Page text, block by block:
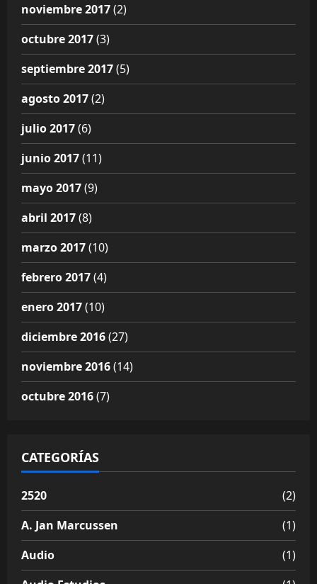
noviembre 2017(2)
octubre 2017(3)
septiembre 2017(5)
agosto 2017(2)
julio 2017(6)
junio 2017(11)
mayo 2017(9)
abril 2017(8)
marzo 2017(10)
febrero 2017(4)
enero 2017(10)
diciembre 2016(27)
noviembre 2016(14)
octubre 2016(7)
CATEGORÍAS
2520
(2)
A. Jan Marcussen
(1)
Audio
(1)